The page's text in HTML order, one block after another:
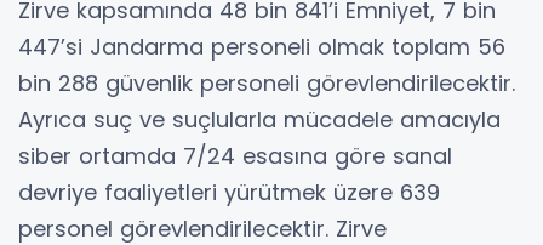
Zirve kapsamında 48 bin 841’i Emniyet, 7 bin
447’si Jandarma personeli olmak toplam 56
bin 288 güvenlik personeli görevlendirilecektir.
Ayrıca suç ve suçlularla mücadele amacıyla
siber ortamda 7/24 esasına göre sanal
devriye faaliyetleri yürütmek üzere 639
personel görevlendirilecektir. Zirve